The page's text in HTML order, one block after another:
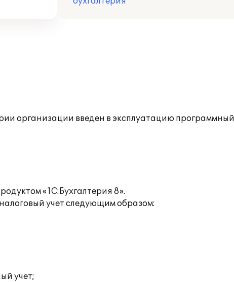
организации введен в эксплуатацию программный
«1С:Бухгалтерия 8».
учет следующим образом:
учет;